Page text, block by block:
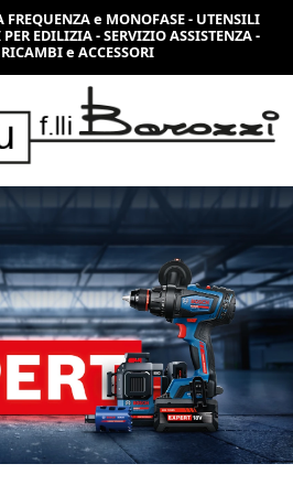
FREQUENZA e MONOFASE - UTENSILI
EDILIZIA - SERVIZIO ASSISTENZA -
e ACCESSORI